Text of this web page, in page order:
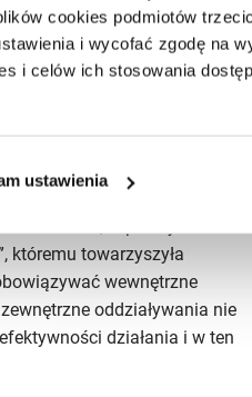
cookies podmiotów
i wycofać zgodę na
i celów ich stosowania
ustawienia
nie mogli długo
od warunków. Efekt
z samym
dowodem na to, jak silnie
na efektywność
dodatkowych badań
razem, w pewnym
któremu towarzyszyła
wewnętrzne
oddziaływania nie
działania i w ten